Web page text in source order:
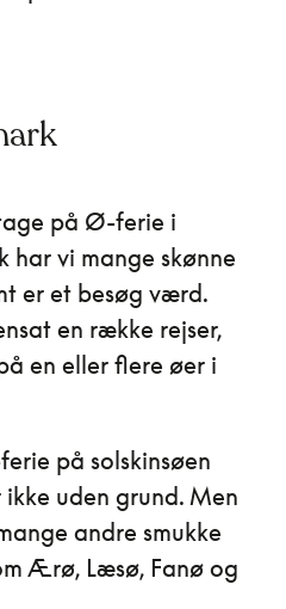
på Ø-ferie i
har vi mange skønne
er et besøg værd.
en række rejser,
en eller flere øer i
på solskinsøen
uden grund. Men
andre smukke
Ærø, Læsø, Fanø og